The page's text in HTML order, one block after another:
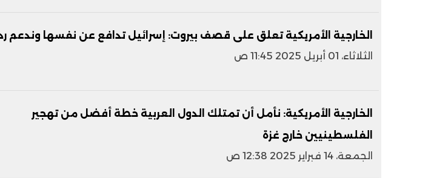
الخارجية الأمريكية تعلق على قصف بيروت: إسرائيل تدافع عن نفسها وندعم
الثلاثاء، 01 أبريل 2025 11:45 ص
الخارجية الأمريكية: نأمل أن تمتلك الدول العربية خطة أفضل من تهجير
الفلسطينيين خارج غزة
الجمعة، 14 فبراير 2025 12:38 ص